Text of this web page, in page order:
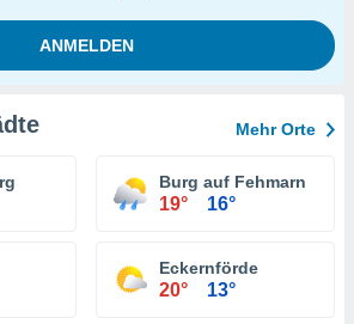
Mehr Orte
Burg auf Fehmarn
19° 16°
Eckernförde
20° 13°